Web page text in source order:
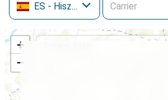
ES - Hiszpania
+
−